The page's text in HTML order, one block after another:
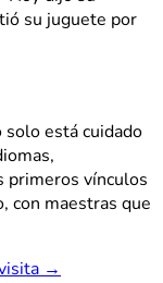
su juguete por
solo está cuidado
primeros vínculos
con maestras que
→